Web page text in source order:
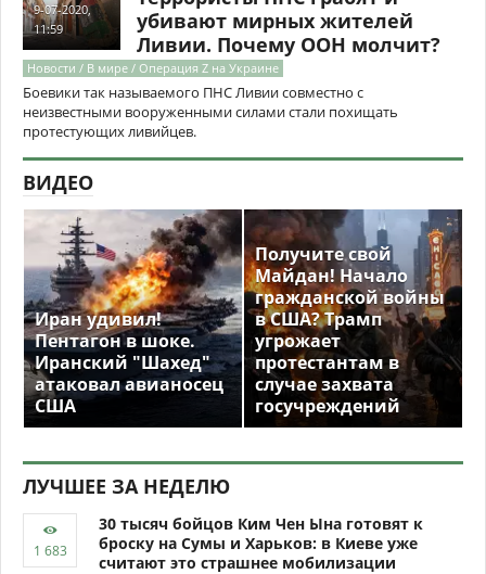
9-07-2020,
11:59
убивают мирных жителей
Ливии. Почему ООН молчит?
Новости / В мире / Операция Z на Украине
Боевики так называемого ПНС Ливии совместно с
неизвестными вооруженными силами стали похищать
протестующих ливийцев.
ВИДЕО
Иран удивил!
Пентагон в шоке.
Иранский "Шахед"
атаковал авианосец
США
Получите свой
Майдан! Начало
гражданской войны
в США? Трамп
угрожает
протестантам в
случае захвата
госучреждений
ЛУЧШЕЕ ЗА НЕДЕЛЮ
30 тысяч бойцов Ким Чен Ына готовят к
броску на Сумы и Харьков: в Киеве уже
считают это страшнее мобилизации